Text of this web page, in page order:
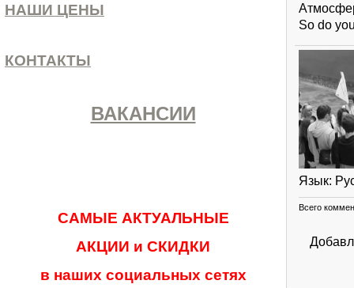
НАШИ ЦЕНЫ
КОНТАКТЫ
ВАКАНСИИ
САМЫЕ АКТУАЛЬНЫЕ
АКЦИИ и СКИДКИ
в наших социальных сетях
So do
Язык:
Всего